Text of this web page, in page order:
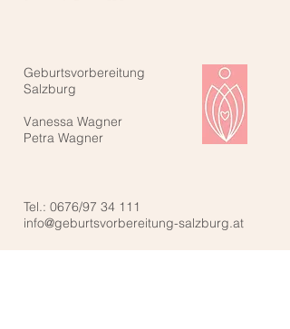
Geburtsvorbereitung
Salzburg
Vanessa Wagner
Petra Wagner
Tel.: 0676/97 34 111
info@geburtsvorbereitung-salzburg.at